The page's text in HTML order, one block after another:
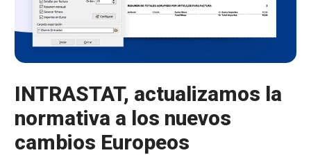
INTRASTAT, actualizamos la
normativa a los nuevos
cambios Europeos